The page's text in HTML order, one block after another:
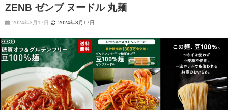
ZENB ゼンブ ヌードル 丸麺
2024年3月17日 2024年3月17日